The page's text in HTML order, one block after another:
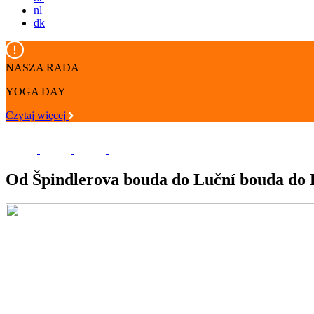
nl
dk
NASZA RADA
YOGA DAY
Czytaj więcej
Od Špindlerova bouda do Luční bouda do